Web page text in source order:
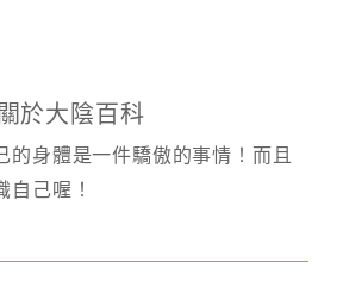
於大陰百科
的身體是一件驕傲的事情！而且
己喔！